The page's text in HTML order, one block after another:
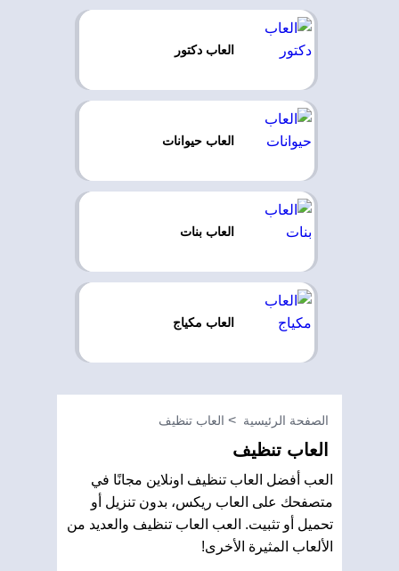
العاب دكتور
العاب حيوانات
العاب بنات
العاب مكياج
الصفحة الرئيسية العاب تنظيف
العاب تنظيف
العب أفضل العاب تنظيف اونلاين مجانًا في
متصفحك على العاب ريكس، بدون تنزيل أو
تحميل أو تثبيت. العب العاب تنظيف والعديد من
الألعاب المثيرة الأخرى!